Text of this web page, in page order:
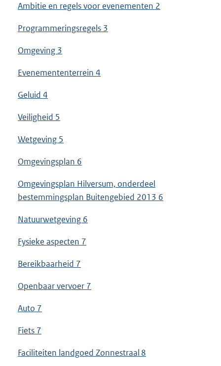
Ambitie en regels voor evenementen 2
Programmeringsregels 3
Omgeving 3
Evenemententerrein 4
Geluid 4
Veiligheid 5
Wetgeving 5
Omgevingsplan 6
Omgevingsplan Hilversum, onderdeel
bestemmingsplan Buitengebied 2013 6
Natuurwetgeving 6
Fysieke aspecten 7
Bereikbaarheid 7
Openbaar vervoer 7
Auto 7
Fiets 7
Faciliteiten landgoed Zonnestraal 8